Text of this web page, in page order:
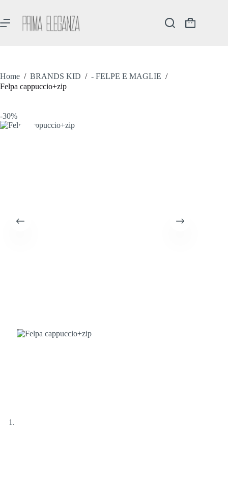
contenuto
Carrello
Home / BRANDS KID / - FELPE E MAGLIE /
Felpa cappuccio+zip
-30%